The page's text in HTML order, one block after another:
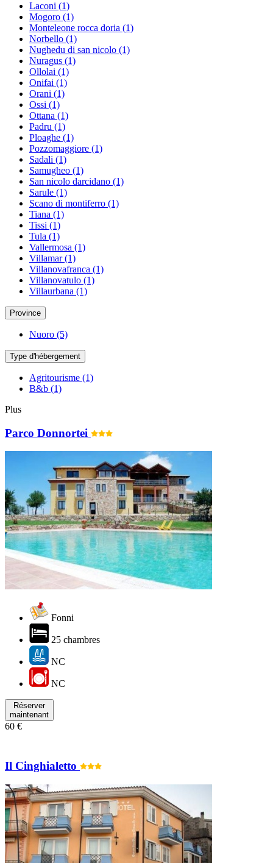
Laconi (1)
Mogoro (1)
Monteleone rocca doria (1)
Norbello (1)
Nughedu di san nicolo (1)
Nuragus (1)
Ollolai (1)
Onifai (1)
Orani (1)
Ossi (1)
Ottana (1)
Padru (1)
Ploaghe (1)
Pozzomaggiore (1)
Sadali (1)
Samugheo (1)
San nicolo darcidano (1)
Sarule (1)
Scano di montiferro (1)
Tiana (1)
Tissi (1)
Tula (1)
Vallermosa (1)
Villamar(1)
Villanovafranca (1)
Villanovatulo (1)
Villaurbana (1)
Province
Nuoro (5)
Type d'hébergement
Agritourisme (1)
B&b (1)
Plus
Parco Donnortei
Fonni
25 chambres
NC
NC
Réserver
maintenant
60 €
Il Cinghialetto